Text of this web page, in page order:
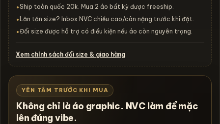
•Ship toàn quốc 20k. Mua 2 áo bất kỳ được freeship.
•Lăn tăn size? Inbox NVC chiều cao/cân nặng trước khi đặt.
•Đổi size được hỗ trợ có điều kiện nếu áo còn nguyên trạng.
Xem chính sách đổi size & giao hàng
YÊN TÂM TRƯỚC KHI MUA
Không chỉ là áo graphic. NVC làm để mặc
lên đúng vibe.